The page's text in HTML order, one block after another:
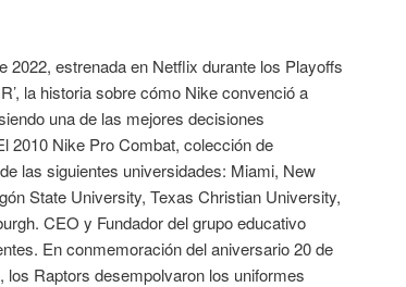
2022, estrenada en Netflix durante los Playoffs
la historia sobre cómo Nike convenció a
una de las mejores decisiones
2010 Nike Pro Combat, colección de
las siguientes universidades: Miami, New
State University, Texas Christian University,
CEO y Fundador del grupo educativo
En conmemoración del aniversario 20 de
los Raptors desempolvaron los uniformes